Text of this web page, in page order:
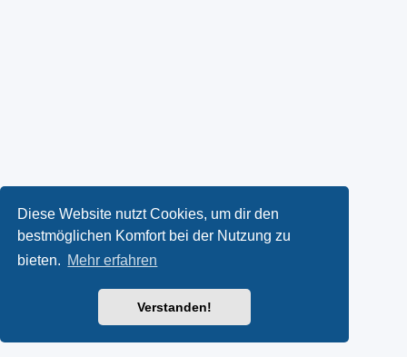
Diese Website nutzt Cookies, um dir den
bestmöglichen Komfort bei der Nutzung zu
bieten. Mehr erfahren
Verstanden!